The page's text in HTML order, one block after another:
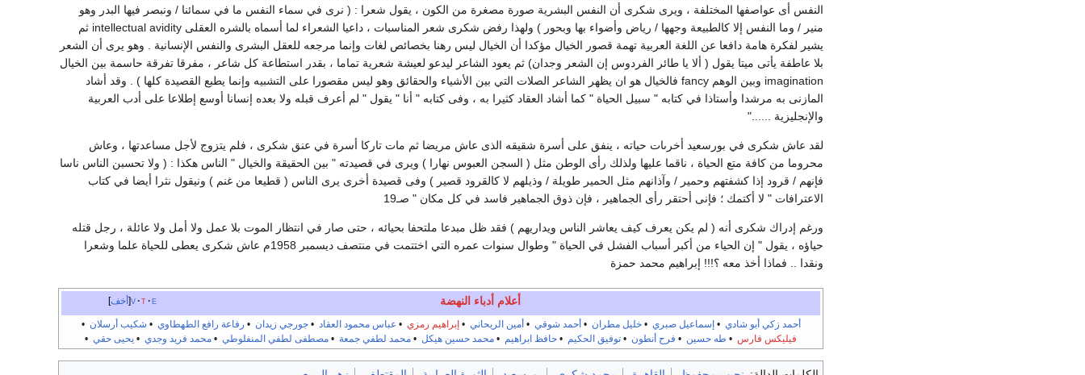
النفس أى عواصفها المختلفة ، ويرى شكرى أن النفس البشرية صورة مصغرة من الكون ، يقول شعرا : ( نرى في سماء النفس ما في سمائنا / ونبصر فيها البدر وهو
منير / وما النفس إلا كالطبيعة وجهها / رياض وأضواء بها وبحور ) ولهذا رفض شكرى شعر المناسبات ، داعيا الشعراء لما أسماه بالشره العقلى intellectual avidity ثم
يشير لفكرة هامة دافعا عن اللغة العربية تهمة قصور الخيال مؤكدا أن الخيال ليس رهنا بخصائص لغات وإنما مرجعه للعقل البشرى والنفس الإنسانية . وهو يرى أن الشعر
بلا عاطفة يأتى ميتا يقول ( ألا يا طائر الفردوس إن الشعر وجدان) ثم يعود الشاعر ليدعو لعيشة شعرية تماما ، بقدر استطاعة كل شاعر ، مفرقا تفرقة حاسمة بين الخيال
imagination وبين الوهم fancy فالخيال هو ان يظهر الشاعر الصلات التي بين الأشياء والحقائق وهو ليس مقصورا على التشبيه وإنما يطبع القصيدة كلها ) . وقد أشاد
المازنى به مرشدا وأستاذا في كتابه " سبيل الحياة " كما أشاد العقاد كثيرا به ، وفى كتابه " أنا " يقول " لم أعرف قبله ولا بعده إنسانا أوسع إطلاعا على أدب العربية
والإنجليزية ......"
لقد عاش شكرى في بورسعيد أخرىات حياته ، ينفق على أسرة شقيقه الذى عاش مريضا ثم مات تاركا أسرة في عنق شكرى ، فلم يتزوج لأجل مساعدتها ، وعاش
محروما من كافة متع الحياة ، ناقما عليها ولذلك رأى الوطن مثل ( السجن العبوس نهارا ) ويرى في قصيدته " بين الحقيقة والخيال " الناس هكذا : ( ولا تحسبن الناس ناسا
فإنهم / قرود إذا كشفتهم وحمير / وآذانهم مثل الحمير طويلة / وذيلهم لا كالقرود قصير ) وفى قصيدة أخرى يرى الناس ( قطيعا من غنم ) ونيقول نثرا أيضا في كتاب
الاعترافات " لا أكتمك ؛ فإنى أحتقر رأى الجماهير ، فإن ذوق الجماهير فاسد في كل مكان " صـ19
ورغم إدراك شكرى أنه ( لم يكن يعرف كيف يعاشر الناس ويداريهم ) فقد ظل مبدعا ملتحفا بحيائه ، حتى صار في انتظار الموت بلا عمل ولا أمل ولا عائلة ، رجل قتله
حياؤه ، يقول " إن الحياء من أكبر أسباب الفشل في الحياة " وطوال سنوات عمره التي اختتمت في منتصف ديسمبر 1958م عاش شكرى يعطى للحياة علما وشعرا
ونقدا .. فماذا أخذ معه ؟!!! إبراهيم محمد حمزة
أخف v t e أعلام أدباء النهضة
أحمد زكي أبو شادي •إسماعيل صبري •خليل مطران •أحمد شوقي •أمين الريحاني •إبراهيم رمزي • عباس محمود العقاد •جورجي زيدان • رفاعة رافع الطهطاوي • شكيب أرسلان •
فيليكس فارس • طه حسين • فرح أنطون • توفيق الحكيم • حافظ ابراهيم • محمد حسين هيكل • محمد لطفي جمعة • مصطفى لطفي المنفلوطي • محمد فريد وجدي • يحيى حقي •